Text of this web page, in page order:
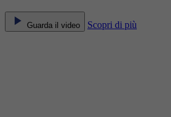
Guarda il video Scopri di più